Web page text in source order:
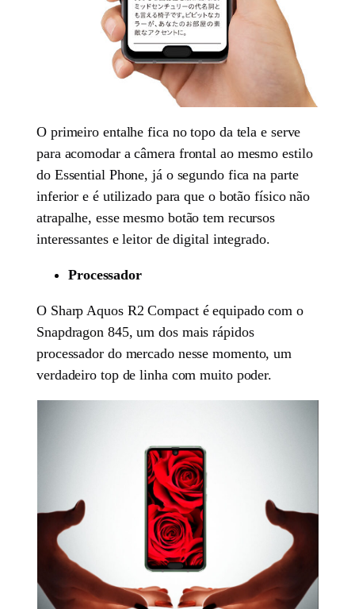
O primeiro entalhe fica no topo da tela e serve
para acomodar a câmera frontal ao mesmo estilo
do Essential Phone, já o segundo fica na parte
inferior e é utilizado para que o botão físico não
atrapalhe, esse mesmo botão tem recursos
interessantes e leitor de digital integrado.
Processador
O Sharp Aquos R2 Compact é equipado com o
Snapdragon 845, um dos mais rápidos
processador do mercado nesse momento, um
verdadeiro top de linha com muito poder.